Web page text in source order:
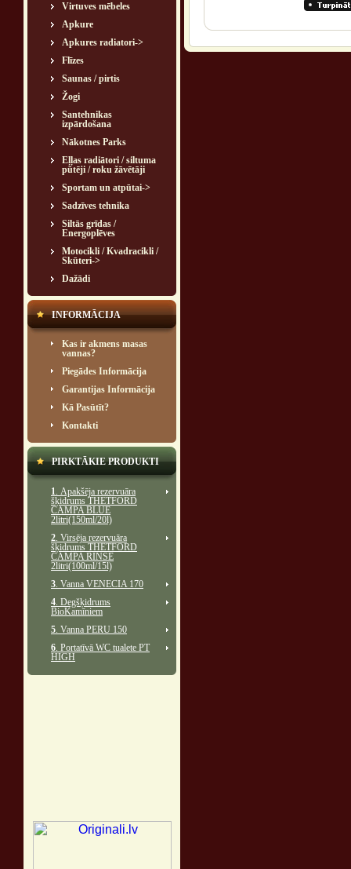
Virtuves mēbeles
Apkure
Apkures radiatori->
Flīzes
Saunas / pirtis
Žogi
Santehnikas
izpārdošana
Nākotnes Parks
Eļļas radiātori / siltuma
pūtēji / roku žāvētāji
Sportam un atpūtai->
Sadzīves tehnika
Siltās grīdas /
Energoplēves
Motocikli / Kvadracikli /
Skūteri->
Dažādi
INFORMĀCIJA
Kas ir akmens masas
vannas?
Piegādes Informācija
Garantijas Informācija
Kā Pasūtīt?
Kontakti
PIRKTĀKIE PRODUKTI
1. Apakšēja rezervuāra
šķidrums THETFORD
CAMPA BLUE
2litri(150ml/20l)
2. Virsēja rezervuāra
šķidrums THETFORD
CAMPA RINSE
2litri(100ml/15l)
3. Vanna VENECIA 170
4. Degšķidrums
BioKamīniem
5. Vanna PERU 150
6. Portatīvā WC tualete PT
HIGH